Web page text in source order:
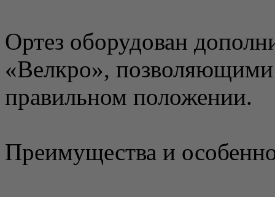
Ортез оборудован
«Велкро», позволяющими
правильном положении.
Преимущества и